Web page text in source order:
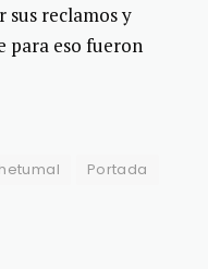
sus reclamos y
para eso fueron
Portada